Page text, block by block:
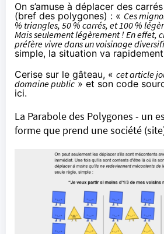
On s’amuse à déplacer des
(bref des polygones) : « Ces
% triangles, 50 % carrés, et 100 %
Mais seulement légèrement ! En effet,
préfère vivre dans un voisinage
simple, la situation va
Cerise sur le gâteau, « cet article
domaine public» et son code
ici.
La Parabole des Polygones - un
forme que prend une société